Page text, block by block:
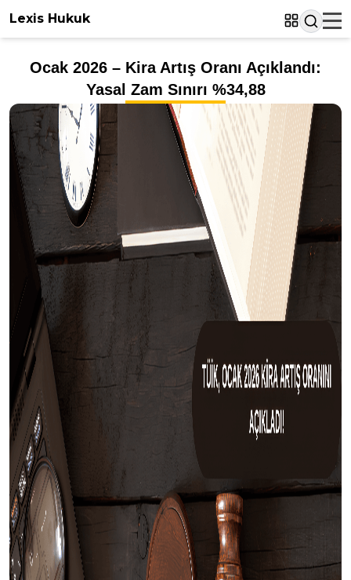
Lexis Hukuk
Ocak 2026 – Kira Artış Oranı Açıklandı:
Yasal Zam Sınırı %34,88